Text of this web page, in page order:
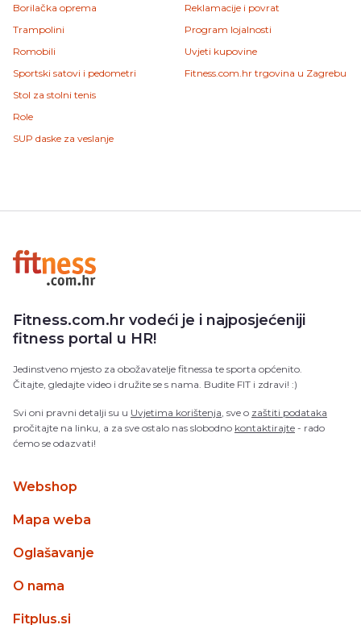
Borilačka oprema
Trampolini
Romobili
Sportski satovi i pedometri
Stol za stolni tenis
Role
SUP daske za veslanje
Reklamacije i povrat
Program lojalnosti
Uvjeti kupovine
Fitness.com.hr trgovina u Zagrebu
Fitness.com.hr vodeći je i najposjećeniji
fitness portal u HR!
Jedinstveno mjesto za obožavatelje fitnessa te sporta općenito.
Čitajte, gledajte video i družite se s nama. Budite FIT i zdravi! :)
Svi oni pravni detalji su u Uvjetima korištenja , sve o zaštiti podataka
pročitajte na linku, a za sve ostalo nas slobodno kontaktirajte - rado
ćemo se odazvati!
Webshop
Mapa weba
Oglašavanje
O nama
Fitplus.si